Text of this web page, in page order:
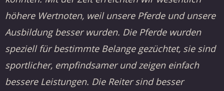
höhere Wertnoten, weil unsere Pferde und unsere
Ausbildung besser wurden. Die Pferde wurden
speziell für bestimmte Belange gezüchtet, sie sind
sportlicher, empfindsamer und zeigen einfach
bessere Leistungen. Die Reiter sind besser